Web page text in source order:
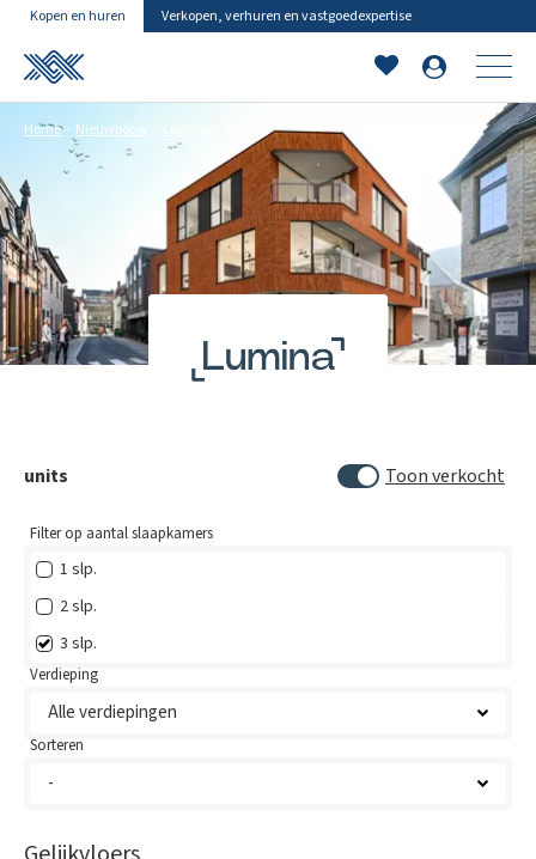
Kopen en huren Verkopen, verhuren en vastgoedexpertise
Home Nieuwbouw
units Toon verkocht
Filter op aantal slaapkamers
1 slp.
2 slp.
3 slp.
Verdieping
Sorteren